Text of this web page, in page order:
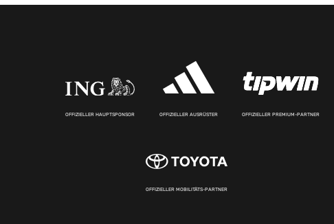
OFFIZIELLER HAUPTSPONSOR OFFIZIELLER AUSRÜSTER OFFIZIELLER PREMIUM-PARTNER
OFFIZIELLER MOBILITÄTS-PARTNER